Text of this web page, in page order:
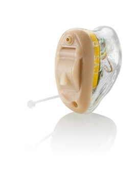
Signia hoortoestellenSignia Pure BCT IX
Audio Service R LI 7
HoortoestelbatterijenWidex filtersFilters
Onderhoudsartikelen
Signia Active Mini IX - Oplaadbaar
De Signia Active Mini IX is het nieuwste